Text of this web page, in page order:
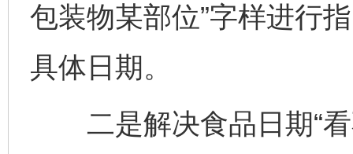
包装物某部位”字样进行
具体日期。
二是解决食品日期“看